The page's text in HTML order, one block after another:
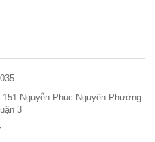
151 Nguyễn Phúc Nguyên Phường
3